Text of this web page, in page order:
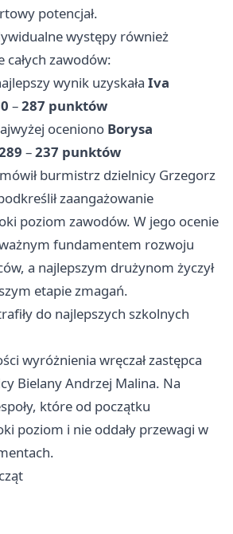
potencjał.
występy również
całych zawodów:
wynik uzyskała Iva
–287 punktów
oceniono Borysa
–237 punktów
burmistrz dzielnicy Grzegorz
zaangażowanie
poziom zawodów. W jego ocenie
fundamentem rozwoju
a najlepszym drużynom życzył
etapie zmagań.
do najlepszych szkolnych
wyróżnienia wręczał zastępca
Bielany Andrzej Malina. Na
które od początku
poziom i nie oddały przewagi w